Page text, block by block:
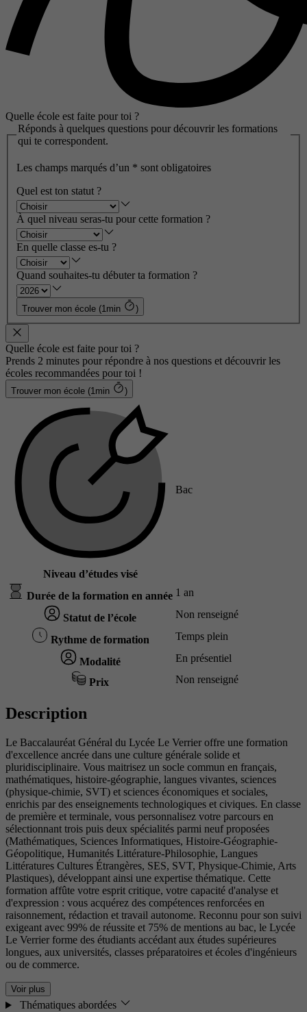
Quelle école est faite pour toi ?
Réponds à quelques questions pour découvrir les formations
qui te correspondent.
Les champs marqués d’un * sont obligatoires
Quel est ton statut ?
À quel niveau seras-tu pour cette formation ?
En quelle classe es-tu ?
Quand souhaites-tu débuter ta formation ?
Trouver mon école (1min )
Quelle école est faite pour toi ?
Prends 2 minutes pour répondre à nos questions et découvrir les
écoles recommandées pour toi !
Trouver mon école (1min )
Niveau d’études visé
Bac
Durée de la formation en année 1 an
Statut de l’école Non renseigné
Rythme de formation Temps plein
Modalité En présentiel
Prix Non renseigné
Description
Le Baccalauréat Général du Lycée Le Verrier offre une formation
d'excellence ancrée dans une culture générale solide et
pluridisciplinaire. Vous maitrisez un socle commun en français,
mathématiques, histoire-géographie, langues vivantes, sciences
(physique-chimie, SVT) et sciences économiques et sociales,
enrichis par des enseignements technologiques et civiques. En classe
de première et terminale, vous personnalisez votre parcours en
sélectionnant trois puis deux spécialités parmi neuf proposées
(Mathématiques, Sciences Informatiques, Histoire-Géographie-
Géopolitique, Humanités Littérature-Philosophie, Langues
Littératures Cultures Étrangères, SES, SVT, Physique-Chimie, Arts
Plastiques), développant ainsi une expertise thématique. Cette
formation affûte votre esprit critique, votre capacité d'analyse et
d'expression : vous acquérez des compétences renforcées en
raisonnement, rédaction et travail autonome. Reconnu pour son suivi
exigeant avec 99% de réussite et 75% de mentions au bac, le Lycée
Le Verrier forme des étudiants accédant aux études supérieures
longues, aux universités, classes préparatoires et écoles d'ingénieurs
ou de commerce.
Voir plus
Thématiques abordées